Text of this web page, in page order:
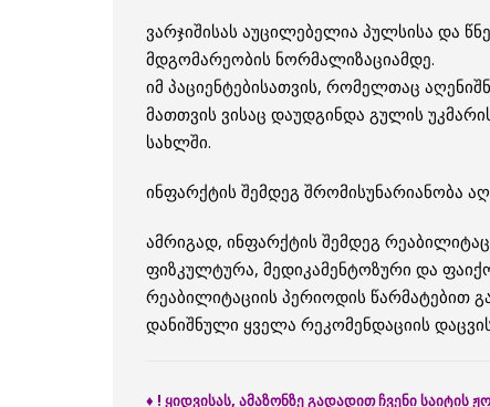
ვარჯიშისას აუცილებელია პულსისა და
მდგომარეობის ნორმალიზაციამდე.
იმ პაციენტებისათვის, რომელთაც
მათთვის ვისაც დაუდგინდა გულის
სახლში.
ინფარქტის შემდეგ შრომისუნარიანობა
ამრიგად, ინფარქტის შემდეგ
ფიზკულტურა, მედიკამენტოზური და
რეაბილიტაციის პერიოდის წარმატებით
დანიშნული ყველა რეკომენდაციის
♦ ! ყიდვისას, ამაზონზე გადადით ჩვენი